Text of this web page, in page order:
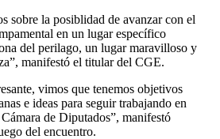
sobre la posiblidad de avanzar con el
en un lugar específico
del perilago, un lugar maravilloso y
manifestó el titular del CGE.
vimos que tenemos objetivos
e ideas para seguir trabajando en
de Diputados”, manifestó
del encuentro.